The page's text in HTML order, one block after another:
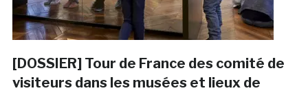
[DOSSIER] Tour de France des comité de
visiteurs dans les musées et lieux de